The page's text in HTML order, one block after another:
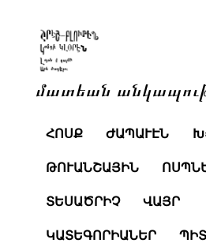
մատեան
ՀՈՍՔ ԺԱՊԱՒԷՆ
ԹՈՒԱՆՇԱՅԻՆ
ՏԵՍԱԾՐԻՉ ՎԱՅՐ
ԿԱՏԵԳՈՐԻԱՆԵՐ